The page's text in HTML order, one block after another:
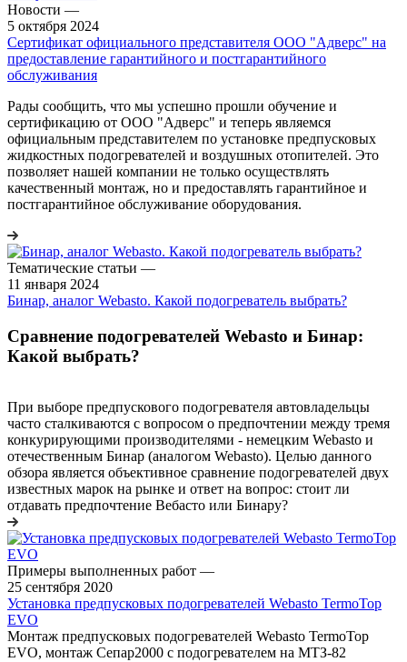
Новости —
5 октября 2024
Сертификат официального представителя ООО "Адверс" на
предоставление гарантийного и постгарантийного
обслуживания
Рады сообщить, что мы успешно прошли обучение и
сертификацию от ООО "Адверс" и теперь являемся
официальным представителем по установке предпусковых
жидкостных подогревателей и воздушных отопителей. Это
позволяет нашей компании не только осуществлять
качественный монтаж, но и предоставлять гарантийное и
постгарантийное обслуживание оборудования.
Тематические статьи —
11 января 2024
Бинар, аналог Webasto. Какой подогреватель выбрать?
Сравнение подогревателей Webasto и Бинар:
Какой выбрать?
При выборе предпускового подогревателя автовладельцы
часто сталкиваются с вопросом о предпочтении между тремя
конкурирующими производителями - немецким Webasto и
отечественным Бинар (аналогом Webasto). Целью данного
обзора является объективное сравнение подогревателей двух
известных марок на рынке и ответ на вопрос: стоит ли
отдавать предпочтение Вебасто или Бинару?
Примеры выполненных работ —
25 сентября 2020
Установка предпусковых подогревателей Webasto TermoTop
EVO
Монтаж предпусковых подогревателей Webasto TermoTop
EVO, монтаж Сепар2000 с подогревателем на МТЗ-82